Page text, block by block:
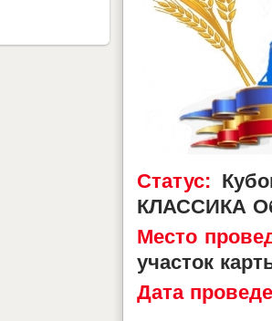
Статус:
КЛАССИКА
Место
участок
Дата